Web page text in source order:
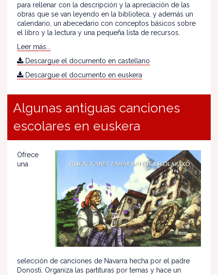
para rellenar con la descripción y la apreciación de las
obras que se van leyendo en la biblioteca, y además un
calendario, un abecedario con conceptos básicos sobre
el libro y la lectura y una pequeña lista de recursos.
Leer más...
Descargue el documento en castellano
Descargue el documento en euskera
Algunas antiguas canciones
escolares en euskera
Ofrece
una
selección de canciones de Navarra hecha por el padre
Donosti. Organiza las partituras por temas y hace un